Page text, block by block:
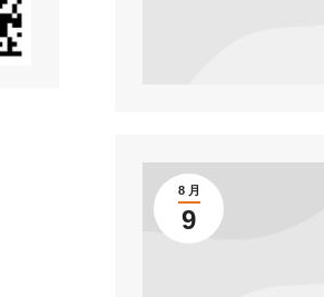
8 月
9